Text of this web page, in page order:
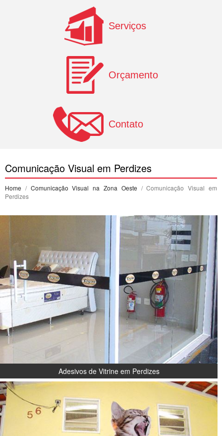
Serviços
Orçamento
Contato
Comunicação Visual em Perdizes
Home / Comunicação Visual na Zona Oeste / Comunicação Visual em
Perdizes
Adesivos de Vitrine em Perdizes